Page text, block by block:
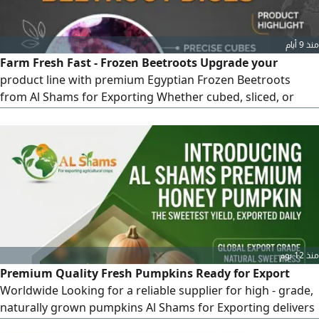
منذ 9 أيام
Farm Fresh Fast - Frozen Beetroots Upgrade your
product line with premium Egyptian Frozen Beetroots
from Al Shams for Exporting Whether cubed, sliced, or
rich flavor, and maximum nutritional valueready for global
shipment. High - grade quality Year - round availability
Strict compliance with international standards Flexible
packaging options Contact
منذ 12 يوم
Premium Quality Fresh Pumpkins Ready for Export
Worldwide Looking for a reliable supplier for high - grade,
naturally grown pumpkins Al Shams for Exporting delivers